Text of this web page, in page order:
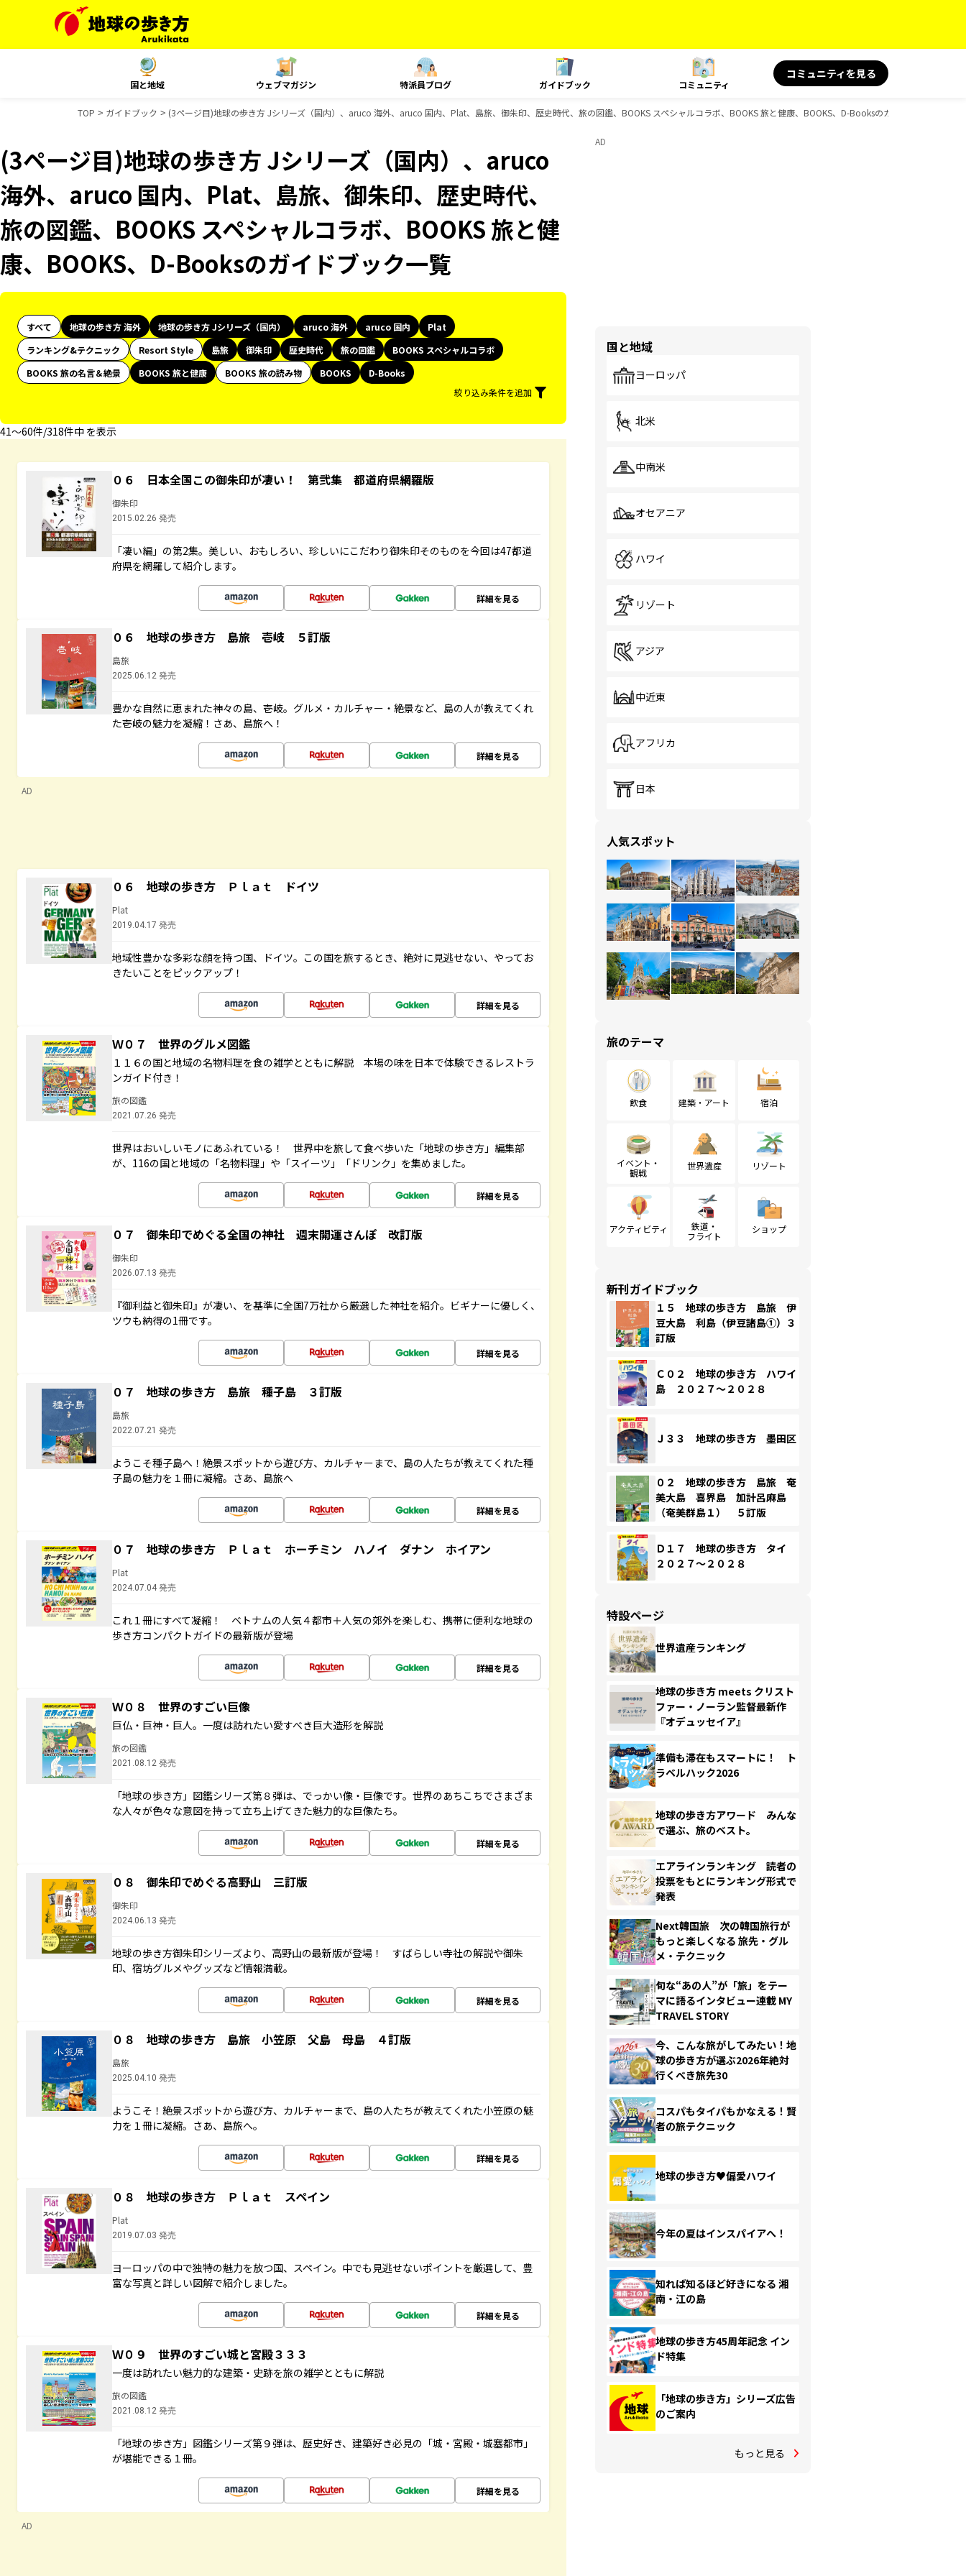
国と地域 ウェブマガジン 特派員ブログ ガイドブック コミュニティ
コミュニティを見る
TOP ガイドブック (3ページ目)地球の歩き方 Jシリーズ（国内）、aruco 海外、aruco 国内、Plat、島旅、御朱印、歴史時代、旅の図鑑、BOOKS スペシャルコラボ、BOOKS 旅と健康、BOOKS、D-Booksのガイドブック一覧
(3ページ目)地球の歩き方 Jシリーズ（国内）、aruco
海外、aruco 国内、Plat、島旅、御朱印、歴史時代、
旅の図鑑、BOOKS スペシャルコラボ、BOOKS 旅と健
康、BOOKS、D-Booksのガイドブック一覧
すべて 地球の歩き方 海外 地球の歩き方 Jシリーズ（国内） aruco 海外 aruco 国内
Plat
ランキング&テクニック
Resort Style 島旅 御朱印 歴史時代 旅の図鑑
BOOKS スペシャルコラボ
BOOKS 旅の名言＆絶景
BOOKS 旅と健康 BOOKS 旅の読み物 BOOKS
D-Books
絞り込み条件を追加
41〜60件/318件中 を表示
０６ 日本全国この御朱印が凄い！ 第弐集 都道府県網羅版
御朱印
2015.02.26 発売
「凄い編」の第2集。美しい、おもしろい、珍しいにこだわり御朱印そのものを今回は47都道
府県を網羅して紹介します。
詳細を見る
０６ 地球の歩き方 島旅 壱岐 ５訂版
島旅
2025.06.12 発売
豊かな自然に恵まれた神々の島、壱岐。グルメ・カルチャー・絶景など、島の人が教えてくれ
た壱岐の魅力を凝縮！さあ、島旅へ！
詳細を見る
AD
０６ 地球の歩き方 Ｐｌａｔ ドイツ
Plat
2019.04.17 発売
地域性豊かな多彩な顔を持つ国、ドイツ。この国を旅するとき、絶対に見逃せない、やってお
きたいことをピックアップ！
詳細を見る
Ｗ０７ 世界のグルメ図鑑
１１６の国と地域の名物料理を食の雑学とともに解説 本場の味を日本で体験できるレストラ
ンガイド付き！
旅の図鑑
2021.07.26 発売
世界はおいしいモノにあふれている！ 世界中を旅して食べ歩いた「地球の歩き方」編集部
が、116の国と地域の「名物料理」や「スイーツ」「ドリンク」を集めました。
詳細を見る
０７ 御朱印でめぐる全国の神社 週末開運さんぽ 改訂版
御朱印
2026.07.13 発売
『御利益と御朱印』が凄い、を基準に全国7万社から厳選した神社を紹介。ビギナーに優しく、
ツウも納得の1冊です。
詳細を見る
０７ 地球の歩き方 島旅 種子島 ３訂版
島旅
2022.07.21 発売
ようこそ種子島へ！絶景スポットから遊び方、カルチャーまで、島の人たちが教えてくれた種
子島の魅力を１冊に凝縮。さあ、島旅へ
詳細を見る
０７ 地球の歩き方 Ｐｌａｔ ホーチミン ハノイ ダナン ホイアン
Plat
2024.07.04 発売
これ１冊にすべて凝縮！ ベトナムの人気４都市＋人気の郊外を楽しむ、携帯に便利な地球の
歩き方コンパクトガイドの最新版が登場
詳細を見る
Ｗ０８ 世界のすごい巨像
巨仏・巨神・巨人。一度は訪れたい愛すべき巨大造形を解説
旅の図鑑
2021.08.12 発売
「地球の歩き方」図鑑シリーズ第８弾は、でっかい像・巨像です。世界のあちこちでさまざま
な人々が色々な意図を持って立ち上げてきた魅力的な巨像たち。
詳細を見る
０８ 御朱印でめぐる高野山 三訂版
御朱印
2024.06.13 発売
地球の歩き方御朱印シリーズより、高野山の最新版が登場！ すばらしい寺社の解説や御朱
印、宿坊グルメやグッズなど情報満載。
詳細を見る
０８ 地球の歩き方 島旅 小笠原 父島 母島 ４訂版
島旅
2025.04.10 発売
ようこそ！絶景スポットから遊び方、カルチャーまで、島の人たちが教えてくれた小笠原の魅
力を１冊に凝縮。さあ、島旅へ。
詳細を見る
０８ 地球の歩き方 Ｐｌａｔ スペイン
Plat
2019.07.03 発売
ヨーロッパの中で独特の魅力を放つ国、スペイン。中でも見逃せないポイントを厳選して、豊
富な写真と詳しい図解で紹介しました。
詳細を見る
Ｗ０９ 世界のすごい城と宮殿３３３
一度は訪れたい魅力的な建築・史跡を旅の雑学とともに解説
旅の図鑑
2021.08.12 発売
「地球の歩き方」図鑑シリーズ第９弾は、歴史好き、建築好き必見の「城・宮殿・城塞都市」
が堪能できる１冊。
詳細を見る
AD
AD
国と地域
ヨーロッパ
北米
中南米
オセアニア
ハワイ
リゾート
アジア
中近東
アフリカ
日本
人気スポット
旅のテーマ
飲食 建築・アート 宿泊
イベント・
観戦
世界遺産 リゾート
アクティビティ
鉄道・
フライト
ショップ
新刊ガイドブック
１５ 地球の歩き方 島旅 伊
豆大島 利島（伊豆諸島①）３
訂版
Ｃ０２ 地球の歩き方 ハワイ
島 ２０２７～２０２８
Ｊ３３ 地球の歩き方 墨田区
０２ 地球の歩き方 島旅 奄
美大島 喜界島 加計呂麻島
（奄美群島１） ５訂版
Ｄ１７ 地球の歩き方 タイ
２０２７～２０２８
特設ページ
世界遺産ランキング
地球の歩き方 meets クリスト
ファー・ノーラン監督最新作
『オデュッセイア』
準備も滞在もスマートに！ ト
ラベルハック2026
地球の歩き方アワード みんな
で選ぶ、旅のベスト。
エアラインランキング 読者の
投票をもとにランキング形式で
発表
Next韓国旅 次の韓国旅行が
もっと楽しくなる 旅先・グル
メ・テクニック
旬な“あの人”が「旅」をテー
マに語るインタビュー連載 MY
TRAVEL STORY
今、こんな旅がしてみたい！地
球の歩き方が選ぶ2026年絶対
行くべき旅先30
コスパもタイパもかなえる！賢
者の旅テクニック
地球の歩き方♥偏愛ハワイ
今年の夏はインスパイアへ！
知れば知るほど好きになる 湘
南・江の島
地球の歩き方45周年記念 イン
ド特集
「地球の歩き方」シリーズ広告
のご案内
もっと見る